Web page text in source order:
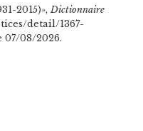
2015)»,Dictionnaire
detail/1367-
07/08/2026.